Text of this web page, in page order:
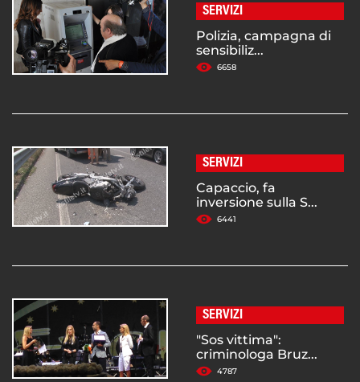
SERVIZI
Polizia, campagna di
sensibiliz...
6658
SERVIZI
Capaccio, fa
inversione sulla S...
6441
SERVIZI
"Sos vittima":
criminologa Bruz...
4787